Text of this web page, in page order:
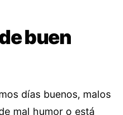
buen
días buenos, malos
mal humor o está